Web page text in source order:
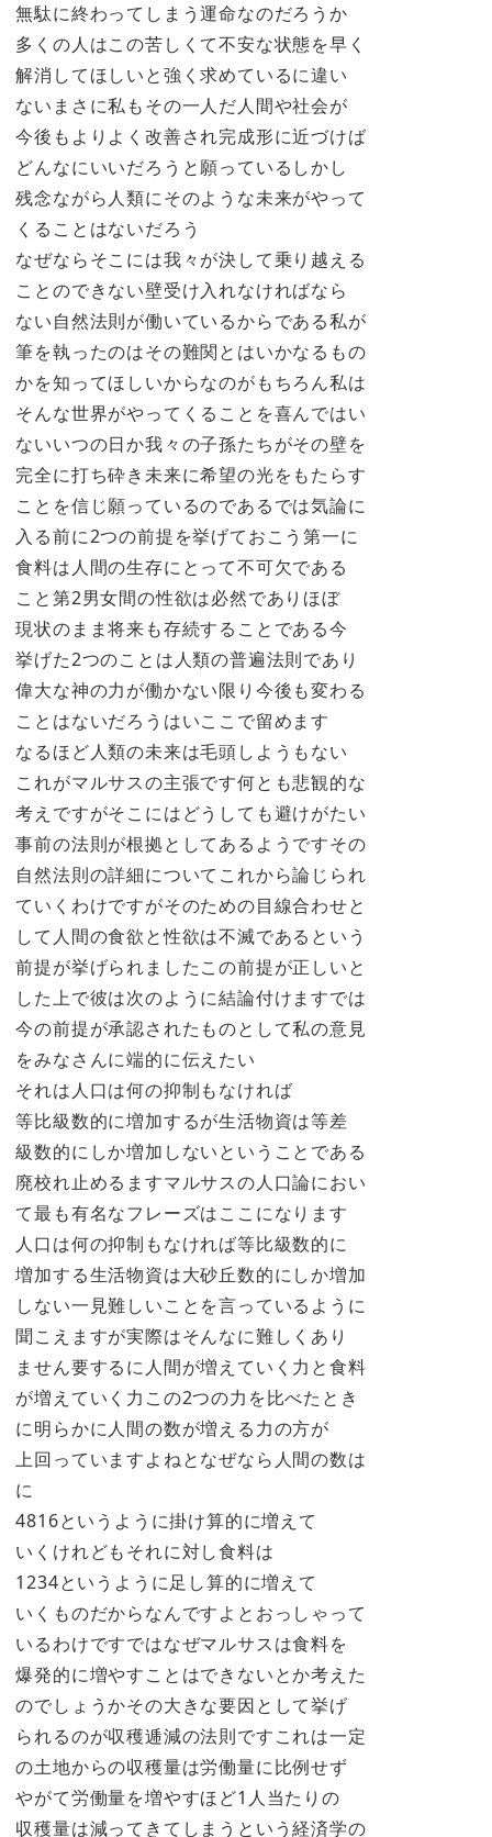
無駄に終わってしまう運命なのだろうか
多くの人はこの苦しくて不安な状態を早く
解消してほしいと強く求めているに違い
ないまさに私もその一人だ人間や社会が
今後もよりよく改善され完成形に近づけば
どんなにいいだろうと願っているしかし
残念ながら人類にそのような未来がやって
くることはないだろう
なぜならそこには我々が決して乗り越える
ことのできない壁受け入れなければなら
ない自然法則が働いているからである私が
筆を執ったのはその難関とはいかなるもの
かを知ってほしいからなのがもちろん私は
そんな世界がやってくることを喜んではい
ないいつの日か我々の子孫たちがその壁を
完全に打ち砕き未来に希望の光をもたらす
ことを信じ願っているのであるでは気論に
入る前に2つの前提を挙げておこう第一に
食料は人間の生存にとって不可欠である
こと第2男女間の性欲は必然でありほぼ
現状のまま将来も存続することである今
挙げた2つのことは人類の普遍法則であり
偉大な神の力が働かない限り今後も変わる
ことはないだろうはいここで留めます
なるほど人類の未来は毛頭しようもない
これがマルサスの主張です何とも悲観的な
考えですがそこにはどうしても避けがたい
事前の法則が根拠としてあるようですその
自然法則の詳細についてこれから論じられ
ていくわけですがそのための目線合わせと
して人間の食欲と性欲は不滅であるという
前提が挙げられましたこの前提が正しいと
した上で彼は次のように結論付けますでは
今の前提が承認されたものとして私の意見
をみなさんに端的に伝えたい
それは人口は何の抑制もなければ
等比級数的に増加するが生活物資は等差
級数的にしか増加しないということである
廃校れ止めるますマルサスの人口論におい
て最も有名なフレーズはここになります
人口は何の抑制もなければ等比級数的に
増加する生活物資は大砂丘数的にしか増加
しない一見難しいことを言っているように
聞こえますが実際はそんなに難しくあり
ません要するに人間が増えていく力と食料
が増えていく力この2つの力を比べたとき
に明らかに人間の数が増える力の方が
上回っていますよねとなぜなら人間の数は
に
4816というように掛け算的に増えて
いくけれどもそれに対し食料は
1234というように足し算的に増えて
いくものだからなんですよとおっしゃって
いるわけですではなぜマルサスは食料を
爆発的に増やすことはできないとか考えた
のでしょうかその大きな要因として挙げ
られるのが収穫逓減の法則ですこれは一定
の土地からの収穫量は労働量に比例せず
やがて労働量を増やすほど1人当たりの
収穫量は減ってきてしまうという経済学の